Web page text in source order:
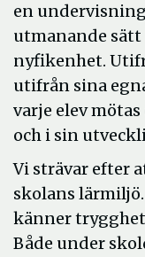
en
utmanande
nyfikenhet.
utifrån sina
varje elev
och i sin
Vi strävar efter
skolans
känner
Både under